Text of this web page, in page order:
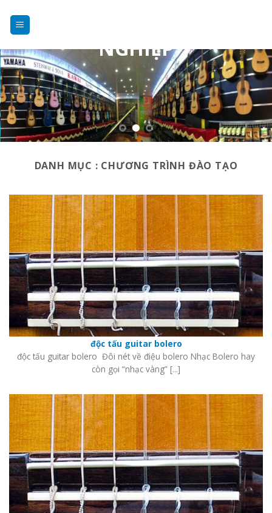
content
NGHIỆP
DANH MỤC : CHƯƠNG TRÌNH ĐÀO TẠO
độc tấu guitar bolero
độc tấu guitar bolero Đôi nét về điệu bolero Nhạc Bolero hay
còn gọi “nhạc vàng” [...]